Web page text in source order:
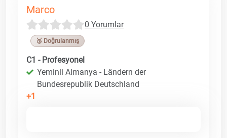
Marco
0 Yorumlar
🥉 Doğrulanmış
C1 - Profesyonel
Yeminli Almanya - Ländern der
Bundesrepublik Deutschland
+1